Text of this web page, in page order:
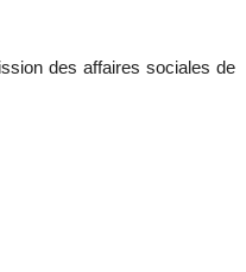
des affaires sociales de